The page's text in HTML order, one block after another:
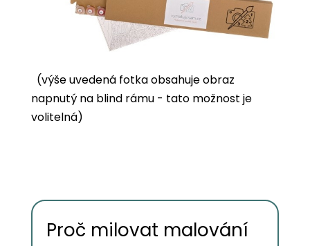
(výše uvedená fotka obsahuje obraz
napnutý na blind rámu - tato možnost je
volitelná)
Proč milovat malování